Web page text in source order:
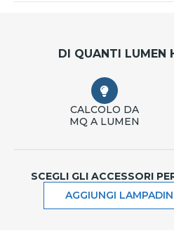
DI QUANTI LUMEN
CALCOLO DA
MQ A LUMEN
SCEGLI GLI ACCESSORI
AGGIUNGI